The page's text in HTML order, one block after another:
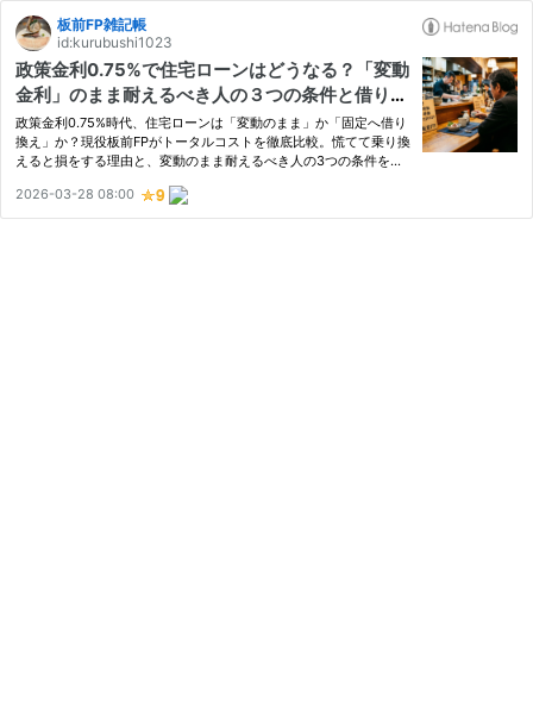
板前FP雑記帳
id:kurubushi1023
政策金利0.75%で住宅ローンはどうなる？「変動
金利」のまま耐えるべき人の３つの条件と借り換
えシミュレーション
政策金利0.75%時代、住宅ローンは「変動のまま」か「固定へ借り
換え」か？現役板前FPがトータルコストを徹底比較。慌てて乗り換
えると損をする理由と、変動のまま耐えるべき人の3つの条件をシ
2026-03-28 08:00